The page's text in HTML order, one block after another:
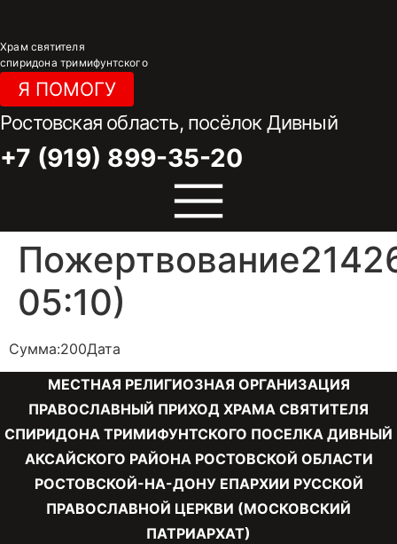
содержимому
Храм святителя
спиридона тримифунтского
Я ПОМОГУ
Ростовская область, посёлок Дивный
+7 (919) 899-35-20
05:10)
Сумма:200Дата
МЕСТНАЯ РЕЛИГИОЗНАЯ ОРГАНИЗАЦИЯ
ПРАВОСЛАВНЫЙ ПРИХОД ХРАМА СВЯТИТЕЛЯ
СПИРИДОНА ТРИМИФУНТСКОГО ПОСЕЛКА ДИВНЫЙ
АКСАЙСКОГО РАЙОНА РОСТОВСКОЙ ОБЛАСТИ
РОСТОВСКОЙ-НА-ДОНУ ЕПАРХИИ РУССКОЙ
ПРАВОСЛАВНОЙ ЦЕРКВИ (МОСКОВСКИЙ
ПАТРИАРХАТ)